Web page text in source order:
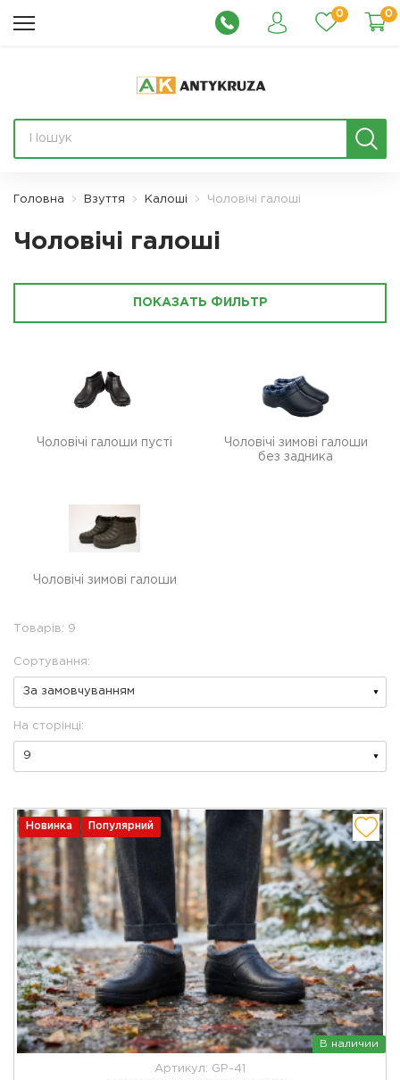
0 0
Головна Взуття Калоші Чоловічі галоші
Чоловічі галоші
ПОКАЗАТЬ ФИЛЬТР
Чоловічі галоши пусті
Чоловічі зимові галоши
без задника
Чоловічі зимові галоши
Товарів: 9
Сортування:
На сторінці:
Новинка Популярний
В наличии
Артикул: GP-41